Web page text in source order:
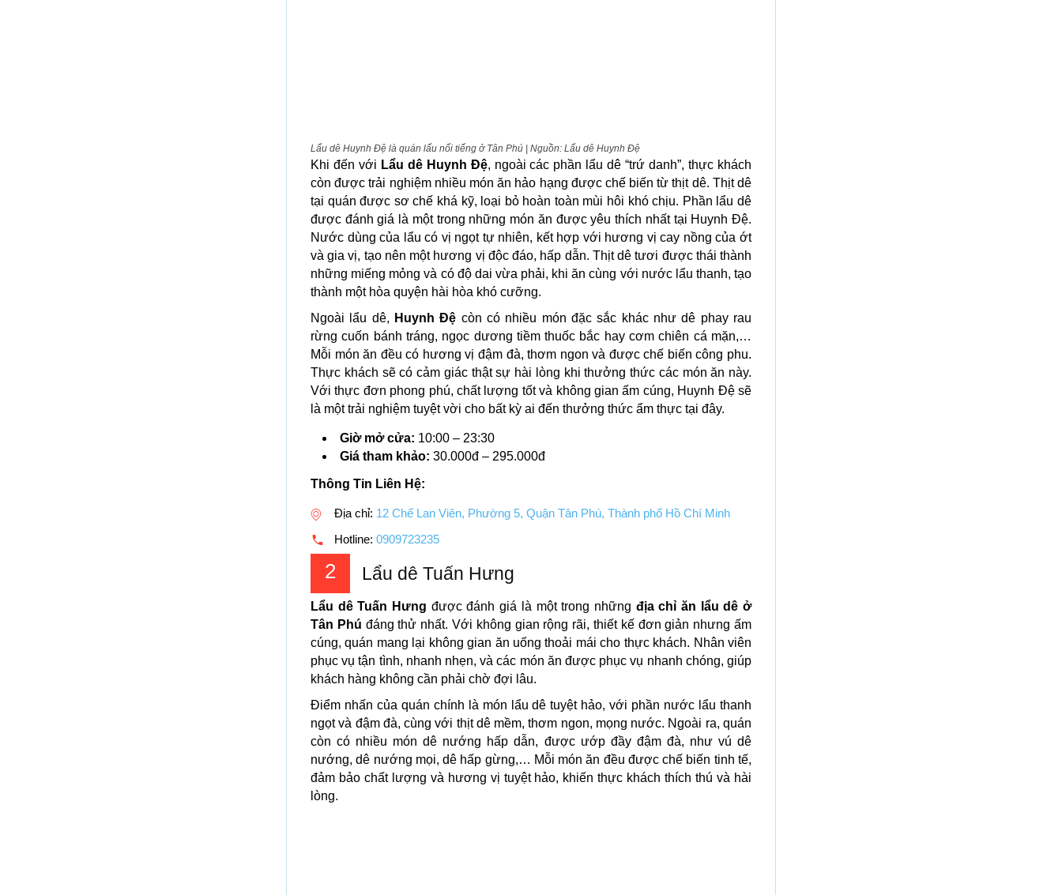
Lẩu dê Huynh Đệ là quán lẩu nổi tiếng ở Tân Phú | Nguồn: Lẩu dê Huynh Đệ
Khi đến với Lẩu dê Huynh Đệ, ngoài các phần lẩu dê “trứ danh”, thực khách
còn được trải nghiệm nhiều món ăn hảo hạng được chế biến từ thịt dê. Thịt dê
tại quán được sơ chế khá kỹ, loại bỏ hoàn toàn mùi hôi khó chịu. Phần lẩu dê
được đánh giá là một trong những món ăn được yêu thích nhất tại Huynh Đệ.
Nước dùng của lẩu có vị ngọt tự nhiên, kết hợp với hương vị cay nồng của ớt
và gia vị, tạo nên một hương vị độc đáo, hấp dẫn. Thịt dê tươi được thái thành
những miếng mỏng và có độ dai vừa phải, khi ăn cùng với nước lẩu thanh, tạo
thành một hòa quyện hài hòa khó cưỡng.
Ngoài lẩu dê, Huynh Đệ còn có nhiều món đặc sắc khác như dê phay rau
rừng cuốn bánh tráng, ngọc dương tiềm thuốc bắc hay cơm chiên cá mặn,…
Mỗi món ăn đều có hương vị đậm đà, thơm ngon và được chế biến công phu.
Thực khách sẽ có cảm giác thật sự hài lòng khi thưởng thức các món ăn này.
Với thực đơn phong phú, chất lượng tốt và không gian ấm cúng, Huynh Đệ sẽ
là một trải nghiệm tuyệt vời cho bất kỳ ai đến thưởng thức ẩm thực tại đây.
Giờ mở cửa: 10:00 – 23:30
Giá tham khảo: 30.000đ – 295.000đ
Thông Tin Liên Hệ:
Địa chỉ: 12 Chế Lan Viên, Phường 5, Quận Tân Phú, Thành phố Hồ Chí Minh
Hotline: 0909723235
2 Lẩu dê Tuấn Hưng
Lẩu dê Tuấn Hưng được đánh giá là một trong những địa chỉ ăn lẩu dê ở
Tân Phú đáng thử nhất. Với không gian rộng rãi, thiết kế đơn giản nhưng ấm
cúng, quán mang lại không gian ăn uống thoải mái cho thực khách. Nhân viên
phục vụ tận tình, nhanh nhẹn, và các món ăn được phục vụ nhanh chóng, giúp
khách hàng không cần phải chờ đợi lâu.
Điểm nhấn của quán chính là món lẩu dê tuyệt hảo, với phần nước lẩu thanh
ngọt và đậm đà, cùng với thịt dê mềm, thơm ngon, mọng nước. Ngoài ra, quán
còn có nhiều món dê nướng hấp dẫn, được ướp đầy đậm đà, như vú dê
nướng, dê nướng mọi, dê hấp gừng,… Mỗi món ăn đều được chế biến tinh tế,
đảm bảo chất lượng và hương vị tuyệt hảo, khiến thực khách thích thú và hài
lòng.